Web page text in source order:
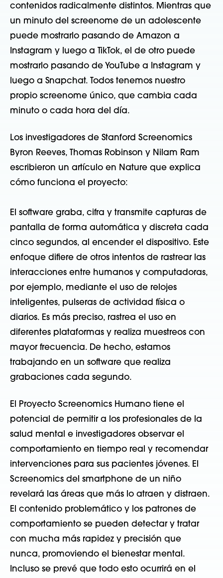
contenidos radicalmente distintos. Mientras que
un minuto del screenome de un adolescente
puede mostrarlo pasando de Amazon a
Instagram y luego a TikTok, el de otro puede
mostrarlo pasando de YouTube a Instagram y
luego a Snapchat. Todos tenemos nuestro
propio screenome único, que cambia cada
minuto o cada hora del día.
Los investigadores de Stanford Screenomics
Byron Reeves, Thomas Robinson y Nilam Ram
escribieron un artículo en Nature que explica
cómo funciona el proyecto:
El software graba, cifra y transmite capturas de
pantalla de forma automática y discreta cada
cinco segundos, al encender el dispositivo. Este
enfoque difiere de otros intentos de rastrear las
interacciones entre humanos y computadoras,
por ejemplo, mediante el uso de relojes
inteligentes, pulseras de actividad física o
diarios. Es más preciso, rastrea el uso en
diferentes plataformas y realiza muestreos con
mayor frecuencia. De hecho, estamos
trabajando en un software que realiza
grabaciones cada segundo.
El Proyecto Screenomics Humano tiene el
potencial de permitir a los profesionales de la
salud mental e investigadores observar el
comportamiento en tiempo real y recomendar
intervenciones para sus pacientes jóvenes. El
Screenomics del smartphone de un niño
revelará las áreas que más lo atraen y distraen.
El contenido problemático y los patrones de
comportamiento se pueden detectar y tratar
con mucha más rapidez y precisión que
nunca, promoviendo el bienestar mental.
Incluso se prevé que todo esto ocurrirá en el